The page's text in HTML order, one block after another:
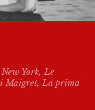
York, Le
Maigret, La prima